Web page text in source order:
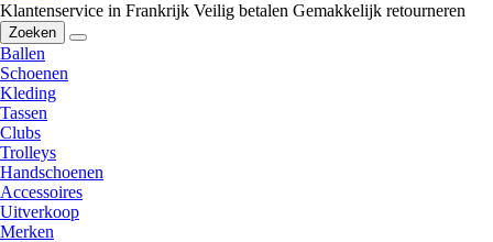
Klantenservice in Frankrijk Veilig betalen Gemakkelijk retourneren
Zoeken
Ballen
Schoenen
Kleding
Tassen
Clubs
Trolleys
Handschoenen
Accessoires
Uitverkoop
Merken